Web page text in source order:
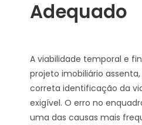
Adequado
A viabilidade temporal e
projeto imobiliário
correta identificação da
exigível. O erro no
uma das causas mais